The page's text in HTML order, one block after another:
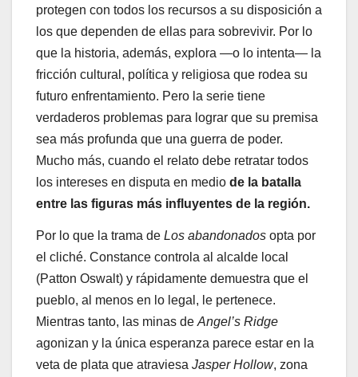
protegen con todos los recursos a su disposición a
los que dependen de ellas para sobrevivir. Por lo
que la historia, además, explora —o lo intenta— la
fricción cultural, política y religiosa que rodea su
futuro enfrentamiento. Pero la serie tiene
verdaderos problemas para lograr que su premisa
sea más profunda que una guerra de poder.
Mucho más, cuando el relato debe retratar todos
los intereses en disputa en medio de la batalla
entre las figuras más influyentes de la región.
Por lo que la trama de Los abandonados opta por
el cliché. Constance controla al alcalde local
(Patton Oswalt) y rápidamente demuestra que el
pueblo, al menos en lo legal, le pertenece.
Mientras tanto, las minas de Angel’s Ridge
agonizan y la única esperanza parece estar en la
veta de plata que atraviesa Jasper Hollow, zona